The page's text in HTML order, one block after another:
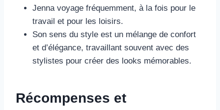
Jenna voyage fréquemment, à la fois pour le
travail et pour les loisirs.
Son sens du style est un mélange de confort
et d’élégance, travaillant souvent avec des
stylistes pour créer des looks mémorables.
Récompenses et